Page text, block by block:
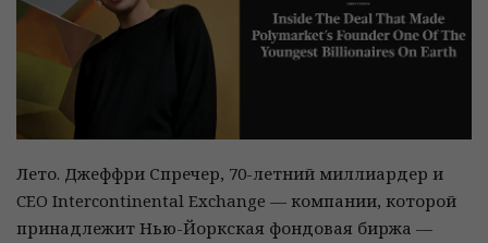
Лето. Джеффри Спречер, 70-летний миллиардер и
CEO Intercontinental Exchange — компании, которой
принадлежит Нью-Йоркская фондовая биржа —